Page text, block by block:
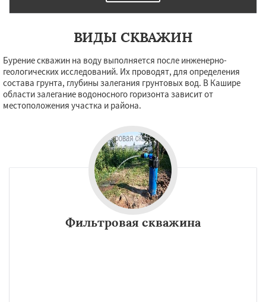
ВИДЫ СКВАЖИН
Бурение скважин на воду выполняется после инженерно-
геологических исследований. Их проводят, для определения
состава грунта, глубины залегания грунтовых вод. В Кашире
области залегание водоносного горизонта зависит от
местоположения участка и района.
Фильтровая скважина